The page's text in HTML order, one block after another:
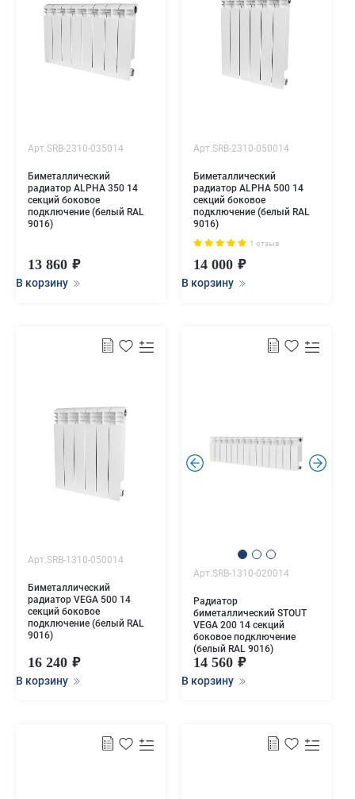
Арт.SRB-2310-035014
Биметаллический
радиатор ALPHA 350 14
секций боковое
подключение (белый RAL
9016)
13 860
В корзину
Арт.SRB-2310-050014
Биметаллический
радиатор ALPHA 500 14
секций боковое
подключение (белый RAL
9016)
1 отзыв
14 000
В корзину
Арт.SRB-1310-050014
Биметаллический
радиатор VEGA 500 14
секций боковое
подключение (белый RAL
9016)
16 240
В корзину
. .
Арт.SRB-1310-020014
Радиатор
биметаллический STOUT
VEGA 200 14 секций
боковое подключение
(белый RAL 9016)
14 560
В корзину